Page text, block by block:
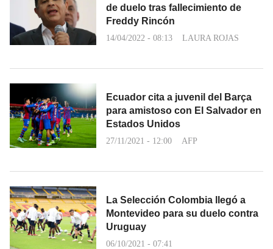
de duelo tras fallecimiento de
Freddy Rincón
14/04/2022 - 08:13 LAURA ROJAS
Ecuador cita a juvenil del Barça
para amistoso con El Salvador en
Estados Unidos
27/11/2021 - 12:00 AFP
La Selección Colombia llegó a
Montevideo para su duelo contra
Uruguay
06/10/2021 - 07:41